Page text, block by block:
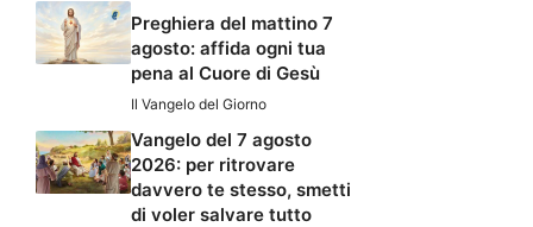
Preghiera del mattino 7
agosto: affida ogni tua
pena al Cuore di Gesù
Il Vangelo del Giorno
Vangelo del 7 agosto
2026: per ritrovare
davvero te stesso, smetti
di voler salvare tutto